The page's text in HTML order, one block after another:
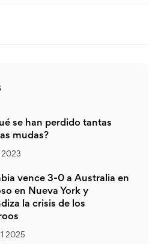
se han perdido tantas
mudas?
2023
vence 3-0 a Australia en
en Nueva York y
la crisis de los
2025